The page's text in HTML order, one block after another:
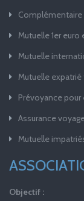
Mutuelle 1er euro
Mutuelle
Mutuelle
Prévoyance pour
Assurance
Mutuelle
Objectif :